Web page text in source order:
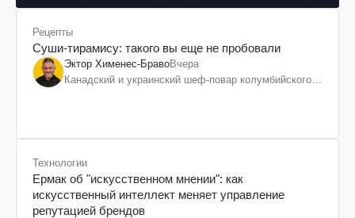
Рецепты
Суши-тирамису: такого вы еще не пробовали
Эктор Хименес-БравоВчера
Канадский и украинский шеф-повар колумбийского
Технологии
Ермак об "искусственном мнении": как
искусственный интеллект меняет управление
репутацией брендов